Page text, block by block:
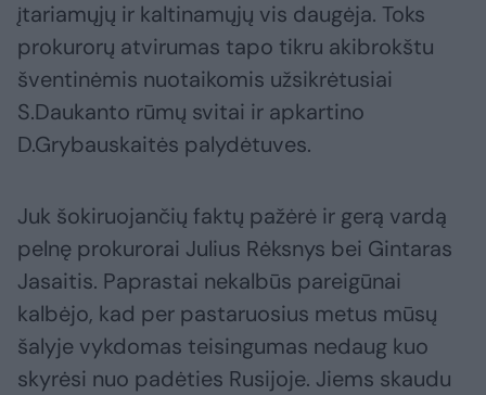
įtariamųjų ir kaltinamųjų vis daugėja. Toks
prokurorų atvirumas tapo tikru akibrokštu
šventinėmis nuotaikomis užsikrėtusiai
S.Daukanto rūmų svitai ir apkartino
D.Grybauskaitės palydėtuves.
Juk šokiruojančių faktų pažėrė ir gerą vardą
pelnę prokurorai Julius Rėksnys bei Gintaras
Jasaitis. Paprastai nekalbūs pareigūnai
kalbėjo, kad per pastaruosius metus mūsų
šalyje vykdomas teisingumas nedaug kuo
skyrėsi nuo padėties Rusijoje. Jiems skaudu